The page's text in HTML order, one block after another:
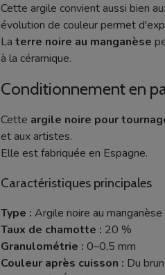
Cette argile convient aussi bien
évolution de couleur permet
La terre noire au manganèse
à la céramique.
Conditionnement en
Cette argile noire pour
et aux artistes.
Elle est fabriquée en Espagne.
Caractéristiques principales
Type : Argile noire au manganèse
Taux de chamotte : 20 %
Granulométrie : 0–0,5 mm
Couleur après cuisson : Du